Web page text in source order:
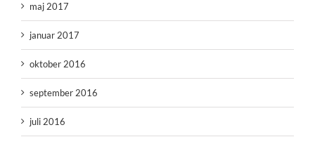
maj 2017
januar 2017
oktober 2016
september 2016
juli 2016